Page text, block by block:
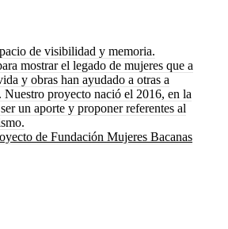
de visibilidad y memoria.
mostrar el legado de mujeres que a
y obras han ayudado a otras a
Nuestro proyecto nació el 2016, en la
un aporte y proponer referentes al
de Fundación Mujeres Bacanas